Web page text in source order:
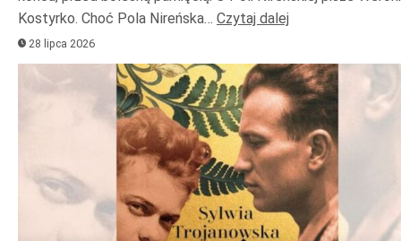
Kostyrko. Choć Pola Nireńska… Czytaj dalej
28 lipca 2026
plików